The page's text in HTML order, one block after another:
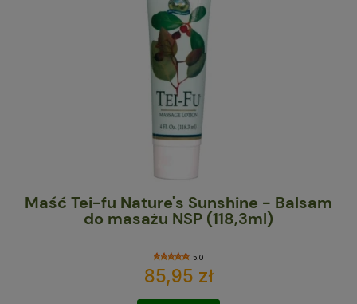
Maść Tei-fu Nature's Sunshine - Balsam
do masażu NSP (118,3ml)
5.0
85,95 zł